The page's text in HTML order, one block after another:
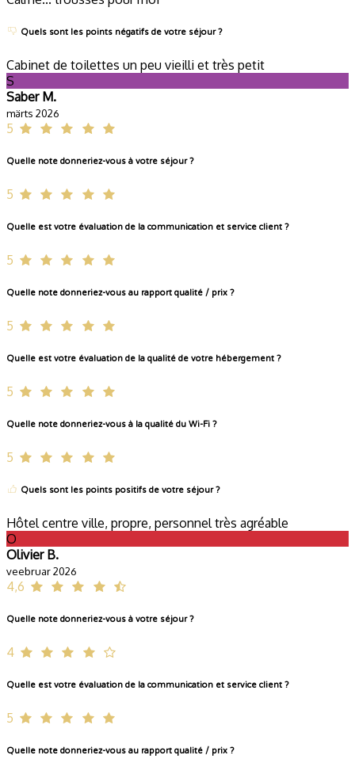
Quels sont les points négatifs de votre séjour ?
Cabinet de toilettes un peu vieilli et très petit
S
Saber M.
märts 2026
5
Quelle note donneriez-vous à votre séjour ?
5
Quelle est votre évaluation de la communication et service client ?
5
Quelle note donneriez-vous au rapport qualité / prix ?
5
Quelle est votre évaluation de la qualité de votre hébergement ?
5
Quelle note donneriez-vous à la qualité du Wi-Fi ?
5
Quels sont les points positifs de votre séjour ?
Hôtel centre ville, propre, personnel très agréable
O
Olivier B.
veebruar 2026
4,6
Quelle note donneriez-vous à votre séjour ?
4
Quelle est votre évaluation de la communication et service client ?
5
Quelle note donneriez-vous au rapport qualité / prix ?